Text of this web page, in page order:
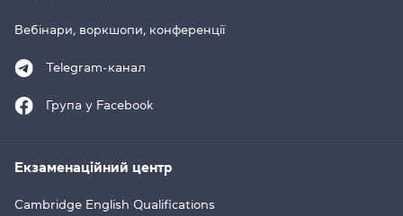
Вебінари, воркшопи, конференції
Telegram-канал
Група у Facebook
Екзаменаційний центр
Cambridge English Qualifications